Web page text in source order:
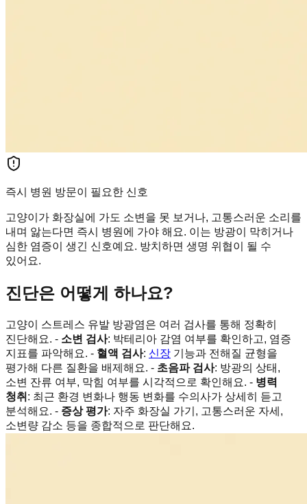
즉시 병원 방문이 필요한 신호
고양이가 화장실에 가도 소변을 못 보거나, 고통스러운 소리를
내며 앓는다면 즉시 병원에 가야 해요. 이는 방광이 막히거나
심한 염증이 생긴 신호예요. 방치하면 생명 위협이 될 수
있어요.
진단은 어떻게 하나요?
고양이 스트레스 유발 방광염은 여러 검사를 통해 정확히
진단해요. - 소변 검사: 박테리아 감염 여부를 확인하고, 염증
지표를 파악해요. - 혈액 검사: 신장 기능과 전해질 균형을
평가해 다른 질환을 배제해요. - 초음파 검사: 방광의 상태,
소변 잔류 여부, 막힘 여부를 시각적으로 확인해요. - 병력
청취 : 최근 환경 변화나 행동 변화를 수의사가 상세히 듣고
분석해요. - 증상 평가: 자주 화장실 가기, 고통스러운 자세,
소변량 감소 등을 종합적으로 판단해요.